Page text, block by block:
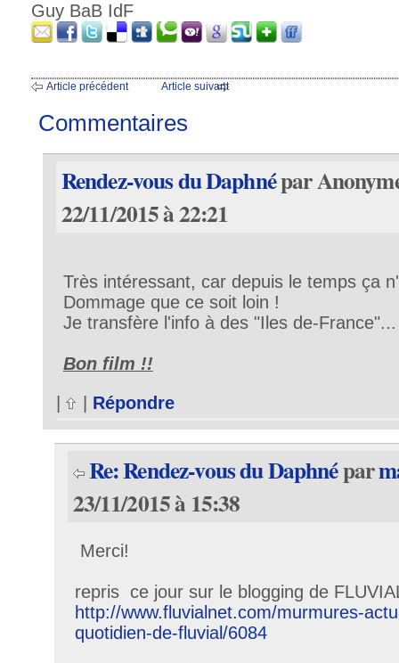
Guy BaB IdF
Article précédent Article suivant
Commentaires
Rendez-vous du Daphnépar
22/11/2015 à 22:21
Très intéressant, car depuis le temps ça
Dommage que ce soit loin !
Je transfère l'info à des "Iles de-France"...
Bon film !!
Répondre
Re: Rendez-vous du Daphnépar
23/11/2015 à 15:38
Merci!
repris ce jour sur le blogging de
http://www.fluvialnet.com/murmures-
quotidien-de-fluvial/6084